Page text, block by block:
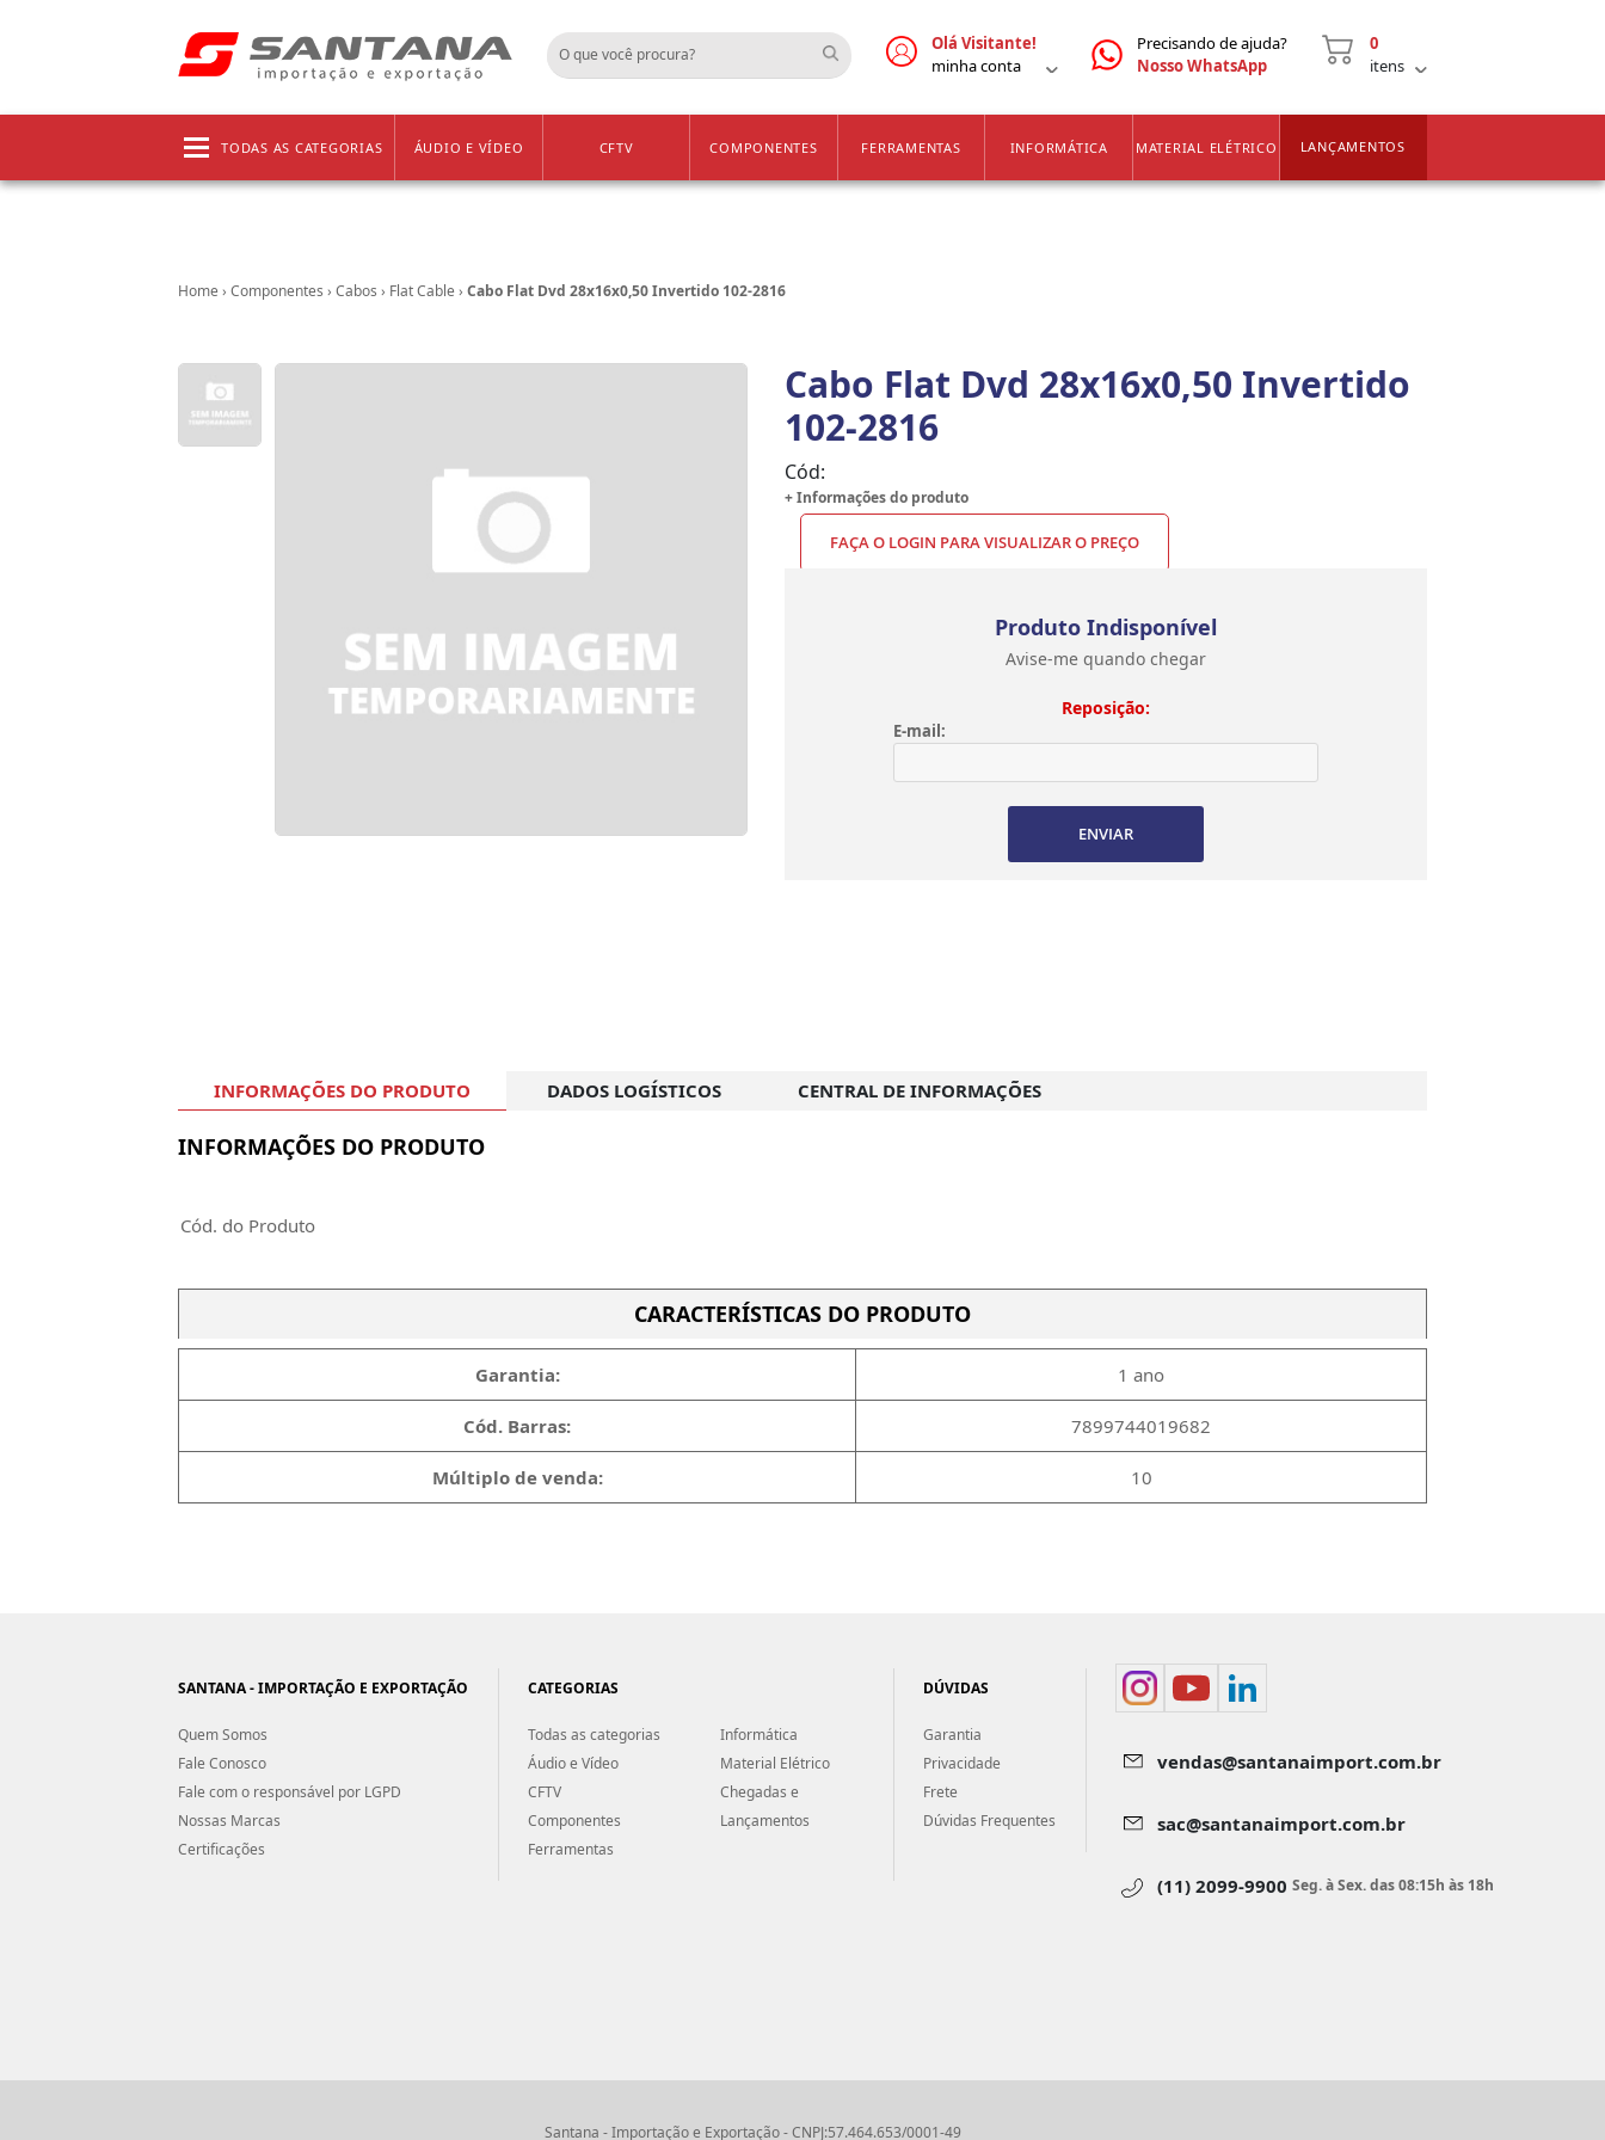
Olá Visitante!
minha conta
Precisando de ajuda?
Nosso WhatsApp
0
itens
TODAS AS CATEGORIAS ÁUDIO E VÍDEO CFTV COMPONENTES FERRAMENTAS INFORMÁTICA MATERIAL ELÉTRICO LANÇAMENTOS
Home › Componentes › Cabos › Flat Cable › Cabo Flat Dvd 28x16x0,50 Invertido 102-2816
Cabo Flat Dvd 28x16x0,50 Invertido
102-2816
Cód:
+ Informações do produto
FAÇA O LOGIN PARA VISUALIZAR O PREÇO
Produto Indisponível
Avise-me quando chegar
Reposição:
E-mail:
ENVIAR
INFORMAÇÕES DO PRODUTO DADOS LOGÍSTICOS CENTRAL DE INFORMAÇÕES
INFORMAÇÕES DO PRODUTO
Cód. do Produto
CARACTERÍSTICAS DO PRODUTO
Garantia: 1 ano
Cód. Barras: 7899744019682
Múltiplo de venda: 10
SANTANA - IMPORTAÇÃO E EXPORTAÇÃO
Quem Somos
Fale Conosco
Fale com o responsável por LGPD
Nossas Marcas
Certificações
CATEGORIAS
Todas as categorias
Áudio e Vídeo
CFTV
Componentes
Ferramentas
Informática
Material Elétrico
Chegadas e
Lançamentos
DÚVIDAS
Garantia
Privacidade
Frete
Dúvidas Frequentes
vendas@santanaimport.com.br
sac@santanaimport.com.br
(11) 2099-9900 Seg. à Sex. das 08:15h às 18h
Santana - Importação e Exportação - CNPJ:57.464.653/0001-49